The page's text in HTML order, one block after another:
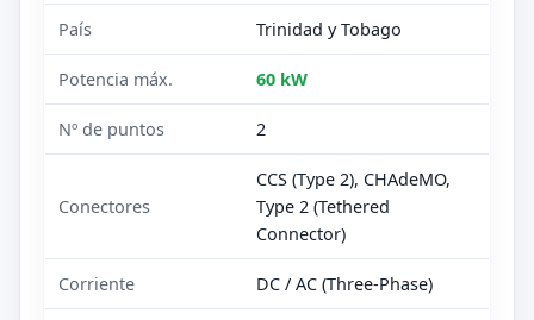
País Trinidad y Tobago
Potencia máx. 60 kW
Nº de puntos 2
Conectores
CCS (Type 2), CHAdeMO,
Type 2 (Tethered
Connector)
Corriente DC / AC (Three-Phase)